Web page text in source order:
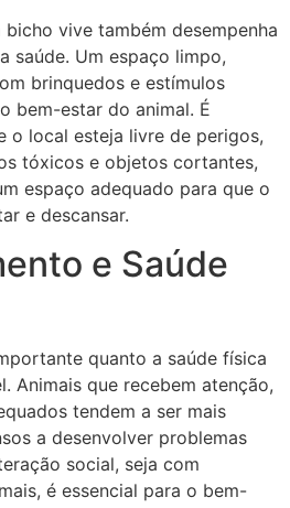
vive também desempenha
saúde. Um espaço limpo,
brinquedos e estímulos
bem-estar do animal. É
o local esteja livre de perigos,
tóxicos e objetos cortantes,
espaço adequado para que o
e descansar.
e Saúde
quanto a saúde física
Animais que recebem atenção,
tendem a ser mais
a desenvolver problemas
social, seja com
é essencial para o bem-